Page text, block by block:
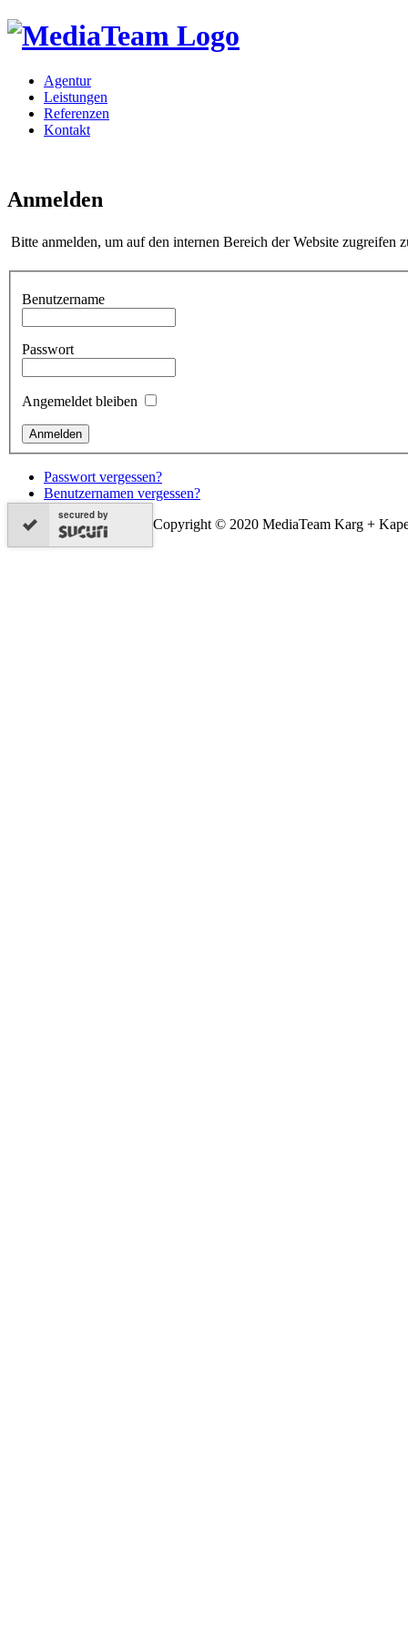
Agentur
Leistungen
Referenzen
Kontakt
Anmelden
Bitte anmelden, um auf den internen Bereich der Website zugreifen
Benutzername
Passwort
Angemeldet bleiben
Passwort vergessen?
Benutzernamen vergessen?
secured by
Copyright © 2020 MediaTeam Karg +